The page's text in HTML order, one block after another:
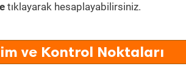
tıklayarak hesaplayabilirsiniz.
ve Kontrol Noktaları